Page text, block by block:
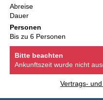
Abreise
Dauer
Personen
Bis zu 6 Personen
Bitte beachten
Ankunftszeit wurde nicht
Vertrags-